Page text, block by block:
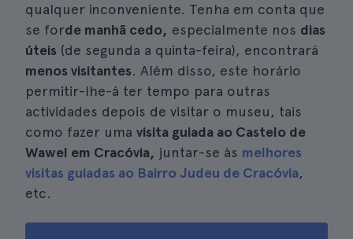
qualquer inconveniente. Tenha em conta que
se forde manhã cedo, especialmente nos dias
úteis (de segunda a quinta-feira), encontrará
menos visitantes. Além disso, este horário
permitir-lhe-á ter tempo para outras
actividades depois de visitar o museu, tais
como fazer uma visita guiada ao Castelo de
Wawel em Cracóvia, juntar-se às melhores
visitas guiadas ao Bairro Judeu de Cracóvia,
etc.